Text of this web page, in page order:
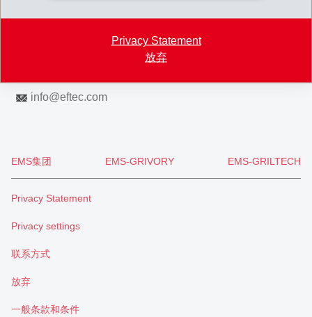
Privacy Statement
放弃
info@eftec.com
EMS集团 EMS-GRIVORY EMS-GRILTECH
Privacy Statement
Privacy settings
联系方式
放弃
一般条款和条件